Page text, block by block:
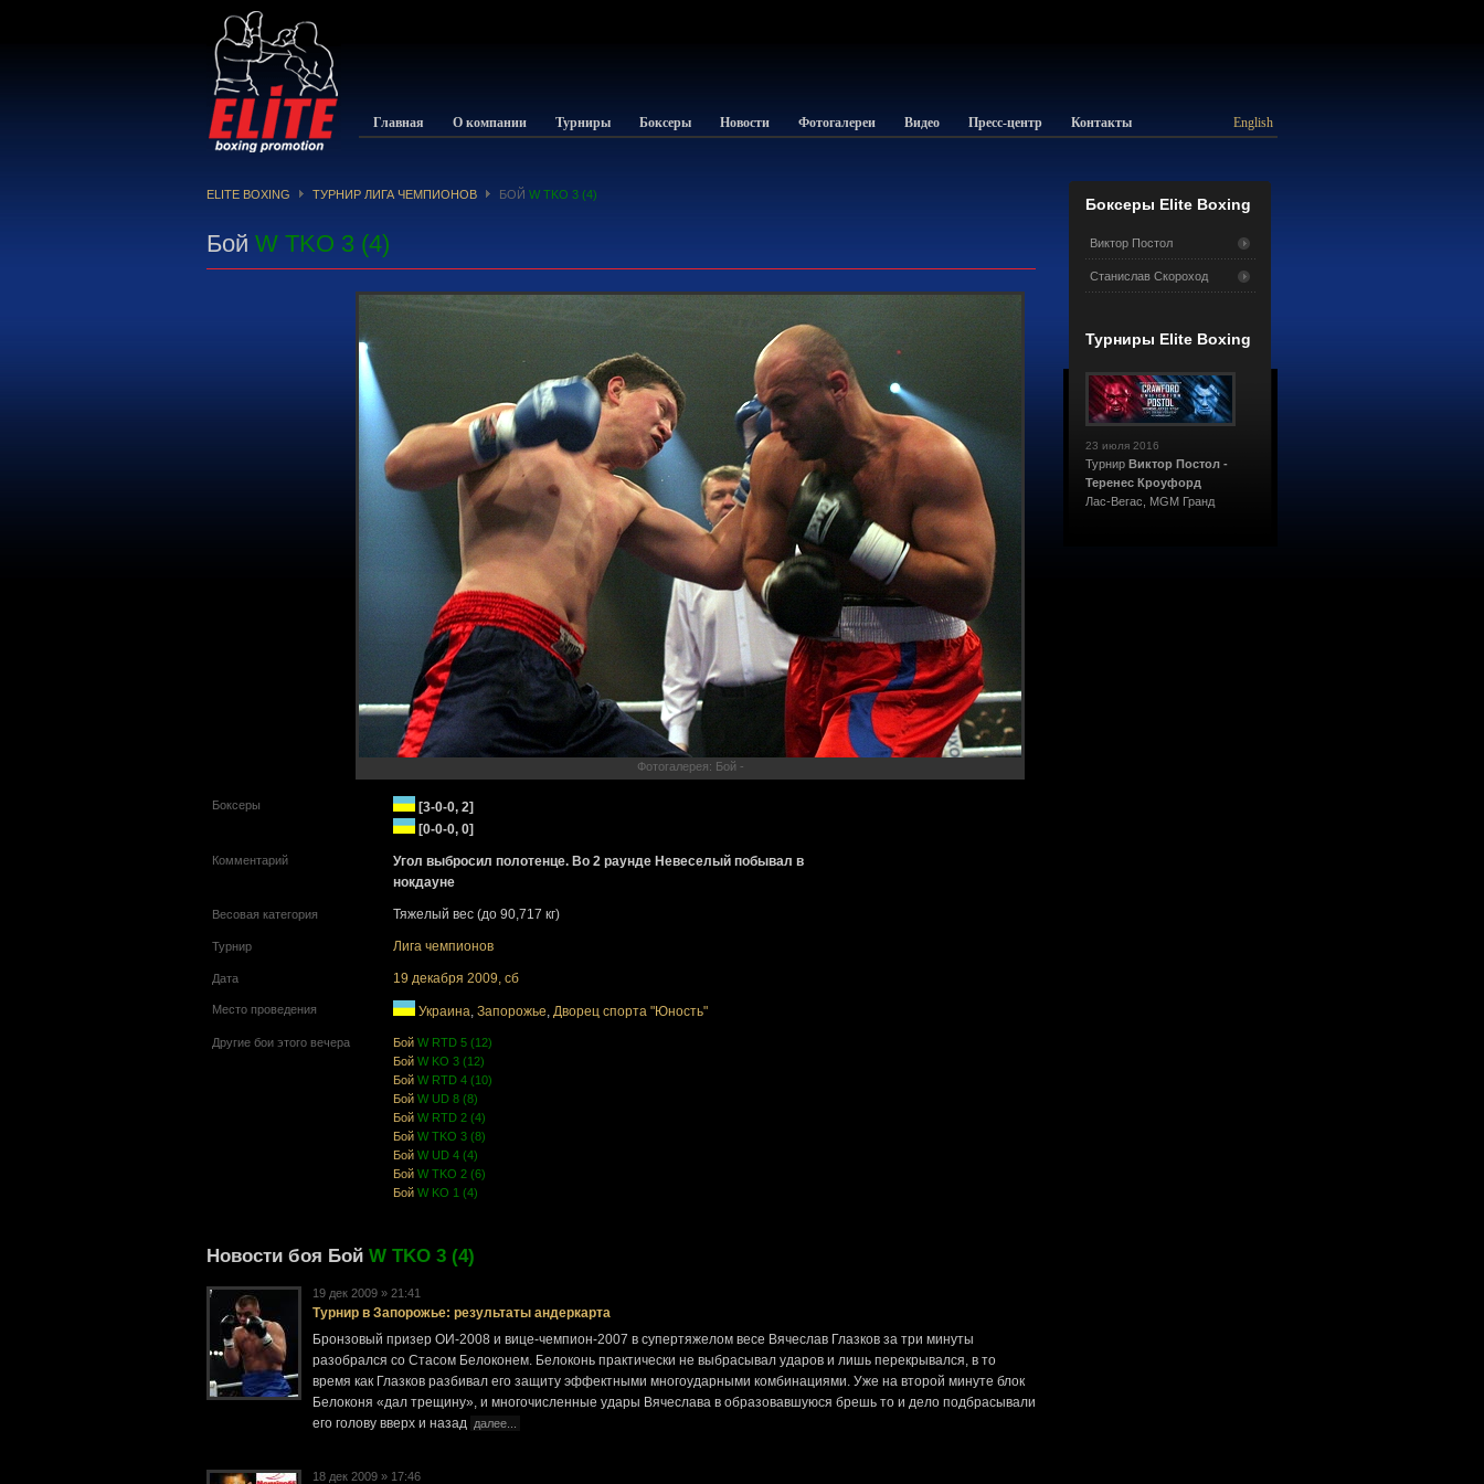
Главная О компании Турниры Боксеры Новости Фотогалереи Видео Пресс-центр Контакты English
ELITE BOXING ТУРНИР ЛИГА ЧЕМПИОНОВ БОЙ W TKO 3 (4)
Бой W TKO 3 (4)
Фотогалерея: Бой -
Боксеры
[3-0-0, 2]
[0-0-0, 0]
Комментарий
Угол выбросил полотенце. Во 2 раунде Невеселый побывал в
нокдауне
Весовая категория Тяжелый вес (до 90,717 кг)
Турнир Лига чемпионов
Дата 19 декабря 2009, сб
Место проведения Украина, Запорожье, Дворец спорта "Юность"
Другие бои этого вечера Бой W RTD 5 (12)
Бой W KO 3 (12)
Бой W RTD 4 (10)
Бой W UD 8 (8)
Бой W RTD 2 (4)
Бой W TKO 3 (8)
Бой W UD 4 (4)
Бой W TKO 2 (6)
Бой W KO 1 (4)
Новости боя Бой W TKO 3 (4)
19 дек 2009 » 21:41
Турнир в Запорожье: результаты андеркарта
Бронзовый призер ОИ-2008 и вице-чемпион-2007 в супертяжелом весе Вячеслав Глазков за три минуты
разобрался со Стасом Белоконем. Белоконь практически не выбрасывал ударов и лишь перекрывался, в то
время как Глазков разбивал его защиту эффектными многоударными комбинациями. Уже на второй минуте блок
Белоконя «дал трещину», и многочисленные удары Вячеслава в образовавшуюся брешь то и дело подбрасывали
его голову вверх и назад далее...
18 дек 2009 » 17:46
Боксеры Elite Boxing
Виктор Постол
Станислав Скороход
Турниры Elite Boxing
23 июля 2016
Турнир Виктор Постол -
Теренес Кроуфорд
Лас-Вегас, MGM Гранд